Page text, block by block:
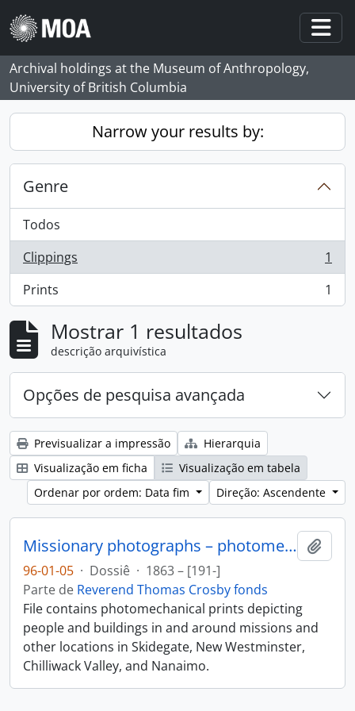
Skip to main content
Archival holdings at the Museum of Anthropology,
University of British Columbia
Narrow your results by:
Genre
Todos
Clippings
, 1 resultados
1
Prints
, 1 resultados 1
Mostrar 1 resultados
descrição arquivística
Opções de pesquisa avançada
Previsualizar a impressão
Hierarquia
Visualização em ficha
Visualização em tabela
Ordenar por ordem: Data fim
Direção: Ascendente
Missionary photographs – photomechanical
96-01-05 · Dossiê · 1863 – [191-]
Parte de Reverend Thomas Crosby fonds
File contains photomechanical prints depicting
people and buildings in and around missions and
other locations in Skidegate, New Westminster,
Chilliwack Valley, and Nanaimo.